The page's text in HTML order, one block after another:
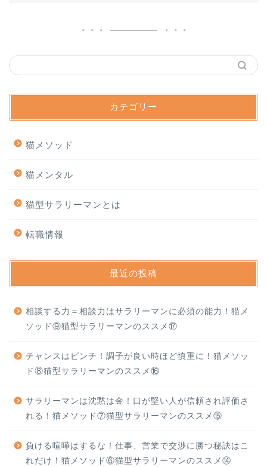
カテゴリー
猫メソッド
猫メンタル
猫型サラリーマンとは
転職情報
最近の投稿
相談する力＝相談力はサラリーマンに必須の能力！猫メ
ソッド⑨猫型サラリーマンのススメ⑰
チャンスはピンチ！調子が良い時ほど慎重に！猫メソッ
ド⑧猫型サラリーマンのススメ⑯
サラリーマンは沈黙は金！口が堅い人が信頼され評価さ
れる！猫メソッド⑦猫型サラリーマンのススメ⑮
負ける喧嘩はするな！仕事、営業で交渉に勝つ秘訣はこ
れだけ！猫メソッド⑥猫型サラリーマンのススメ⑭